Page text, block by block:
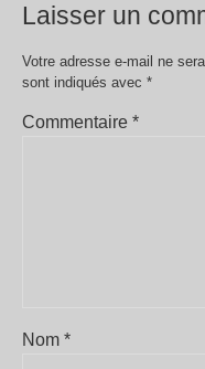
Laisser un
Votre adresse e-mail ne
sont indiqués avec *
Commentaire *
Nom *